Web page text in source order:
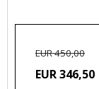
EUR 450,00
EUR 346,50